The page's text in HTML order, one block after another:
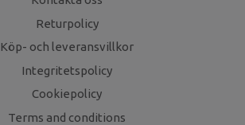
Returpolicy
Köp- och leveransvillkor
Integritetspolicy
Cookiepolicy
Terms and conditions